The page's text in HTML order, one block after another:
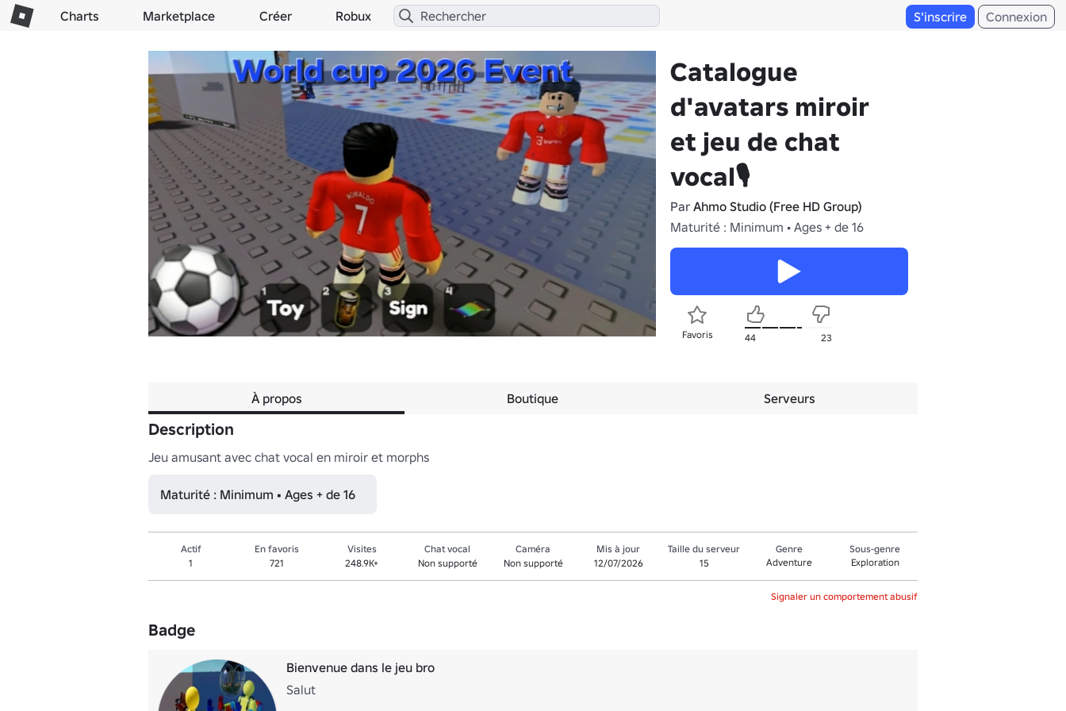
Charts Marketplace Créer Robux S'inscrire Connexion
Catalogue
d'avatars miroir
et jeu de chat
vocal🎙
Par Ahmo Studio (Free HD Group)
Maturité : Minimum • Ages + de 16
Favoris 44 23
À propos Boutique Serveurs
Description
Jeu amusant avec chat vocal en miroir et morphs
Maturité : Minimum • Ages + de 16
Actif
1
En favoris
721
Visites
248.9K+
Chat vocal
Non supporté
Caméra
Non supporté
Mis à jour
12/07/2026
Taille du serveur
15
Genre
Adventure
Sous-genre
Exploration
Signaler un comportement abusif
Badge
Bienvenue dans le jeu bro
Salut